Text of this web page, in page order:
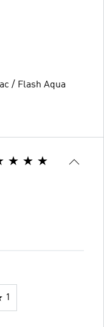
/ Flash Aqua
1